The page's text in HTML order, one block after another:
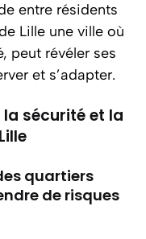
entre résidents
Lille une ville où
peut révéler ses
et s’adapter.
sécurité et la
quartiers
de risques